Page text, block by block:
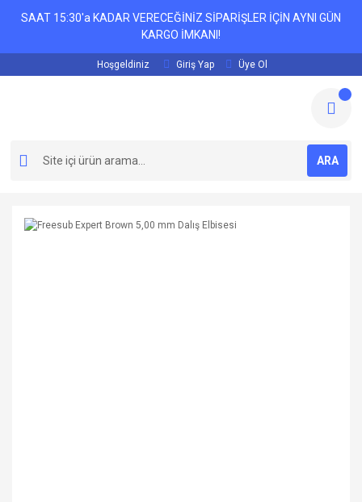
SAAT 15:30'a KADAR VERECEĞİNİZ SİPARİŞLER İÇİN AYNI GÜN
KARGO İMKANI!
Hoşgeldiniz Giriş Yap Üye Ol
ARA